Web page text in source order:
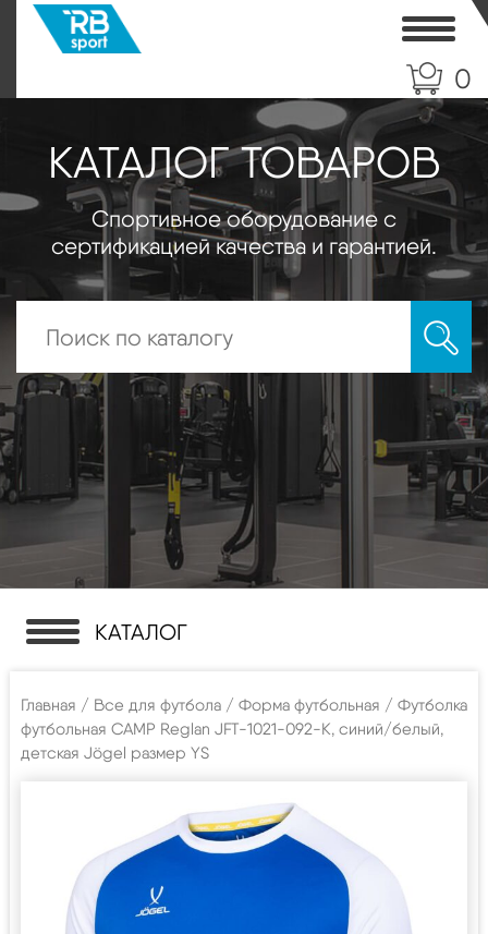
0
КАТАЛОГ ТОВАРОВ
Спортивное оборудование с
сертификацией качества и гарантией.
КАТАЛОГ
Главная / Все для футбола / Форма футбольная / Футболка
футбольная CAMP Reglan JFT-1021-092-K, синий/белый,
детская Jögel размер YS